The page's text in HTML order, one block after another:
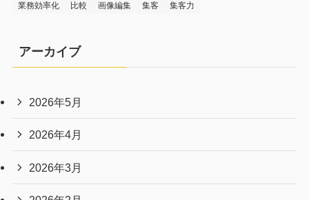
業務効率化
比較 画像編集 集客 集客力
アーカイブ
2026年5月
2026年4月
2026年3月